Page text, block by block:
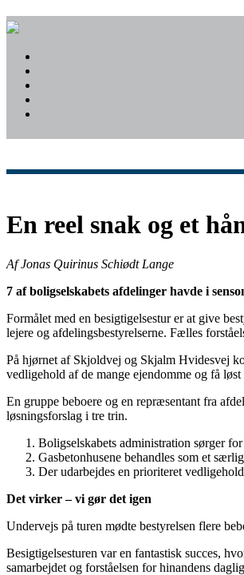
En reel snak og et
Af Jonas Quirinus Schiødt Lange
7 af boligselskabets afdelinger havde i
Formålet med en besigtigelsestur er at give
lejere og afdelingsbestyrelserne. Fælles
På hjørnet af Skjoldvej og Skjalm Hvidesvej
vedligehold af de mange ejendomme og få
En gruppe beboere og en repræsentant fra
løsningsforslag i tre trin.
Boligselskabets administration sørger
Gasbetonhusene behandles som et
Der udarbejdes en prioriteret
Det virker – vi gør det igen
Undervejs på turen mødte bestyrelsen flere
Besigtigelsesturen var en fantastisk succes,
samarbejdet og forståelsen for hinandens